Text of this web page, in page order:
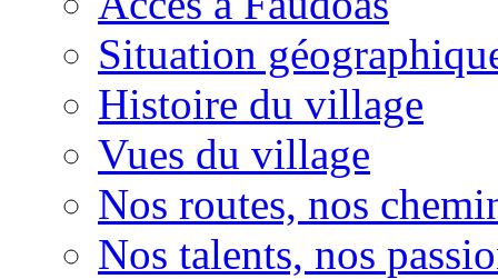
Situation
Histoire du village
Vues du village
Nos routes, nos
Nos talents, nos